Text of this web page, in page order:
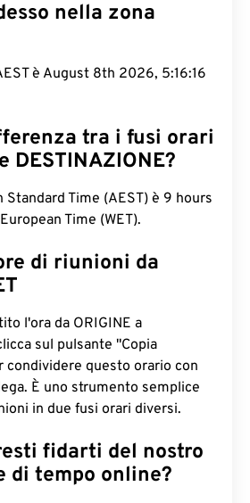
nella zona
è August 8th 2026, 5:16:17
tra i fusi orari
DESTINAZIONE?
Standard Time (AEST) è 9 hours
Time (WET).
di riunioni da
l'ora da ORIGINE a
sul pulsante "Copia
condividere questo orario con
È uno strumento semplice
in due fusi orari diversi.
fidarti del nostro
di tempo online?